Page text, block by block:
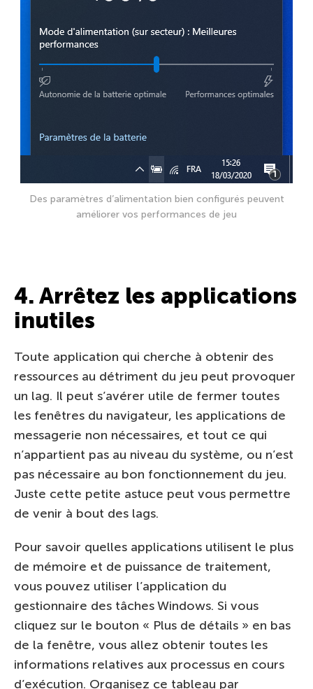
Des paramètres d’alimentation bien configurés peuvent
améliorer vos performances de jeu
4. Arrêtez les applications
inutiles
Toute application qui cherche à obtenir des
ressources au détriment du jeu peut provoquer
un lag. Il peut s’avérer utile de fermer toutes
les fenêtres du navigateur, les applications de
messagerie non nécessaires, et tout ce qui
n’appartient pas au niveau du système, ou n’est
pas nécessaire au bon fonctionnement du jeu.
Juste cette petite astuce peut vous permettre
de venir à bout des lags.
Pour savoir quelles applications utilisent le plus
de mémoire et de puissance de traitement,
vous pouvez utiliser l’application du
gestionnaire des tâches Windows. Si vous
cliquez sur le bouton « Plus de détails » en bas
de la fenêtre, vous allez obtenir toutes les
informations relatives aux processus en cours
d’exécution. Organisez ce tableau par